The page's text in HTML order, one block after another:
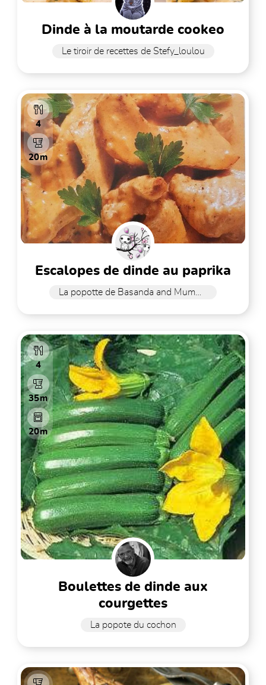
dinde à la moutarde cookeo
Le tiroir de recettes de Stefy_loulou
4
20m
escalopes de dinde au paprika
La popotte de Basanda and Mummy
4
35m
20m
boulettes de dinde aux
courgettes
La popote du cochon